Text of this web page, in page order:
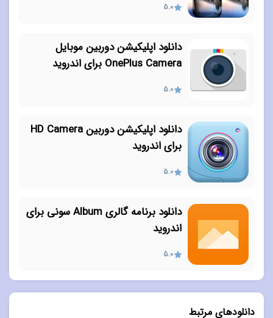
دانلودهای مرتبط
5.0
دانلود اپلیکیشن دوربین موبایل
OnePlus Camera برای اندروید
5.0
دانلود اپلیکیشن دوربین HD Camera
برای اندروید
5.0
دانلود برنامه گالری Album سونی برای
اندروید
5.0